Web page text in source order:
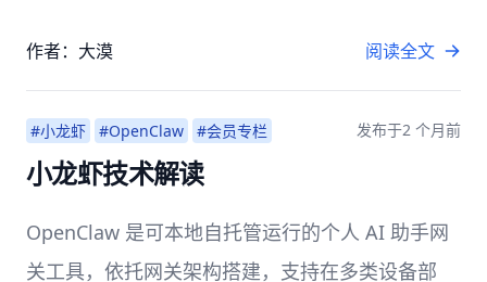
作者：大漠 阅读全文
#小龙虾 #OpenClaw #会员专栏 发布于2 个月前
小龙虾技术解读
OpenClaw 是可本地自托管运行的个人 AI 助手网
关工具，依托网关架构搭建，支持在多类设备部